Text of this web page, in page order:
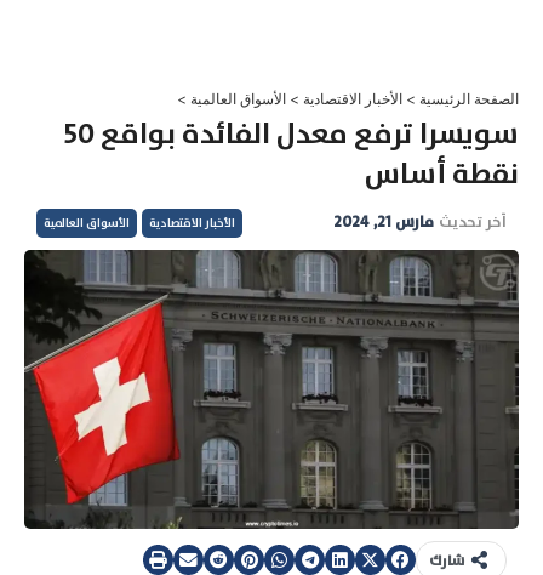
الصفحة الرئيسية > الأخبار الاقتصادية > الأسواق العالمية >
سويسرا ترفع معدل الفائدة بواقع 50
نقطة أساس
آخر تحديث مارس 21, 2024 الأخبار الاقتصادية الأسواق العالمية
شارك